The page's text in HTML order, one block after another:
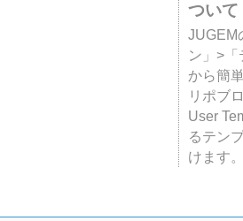
ついて
JUGEM
ン」>
から簡
リポブ
User
るテン
けます